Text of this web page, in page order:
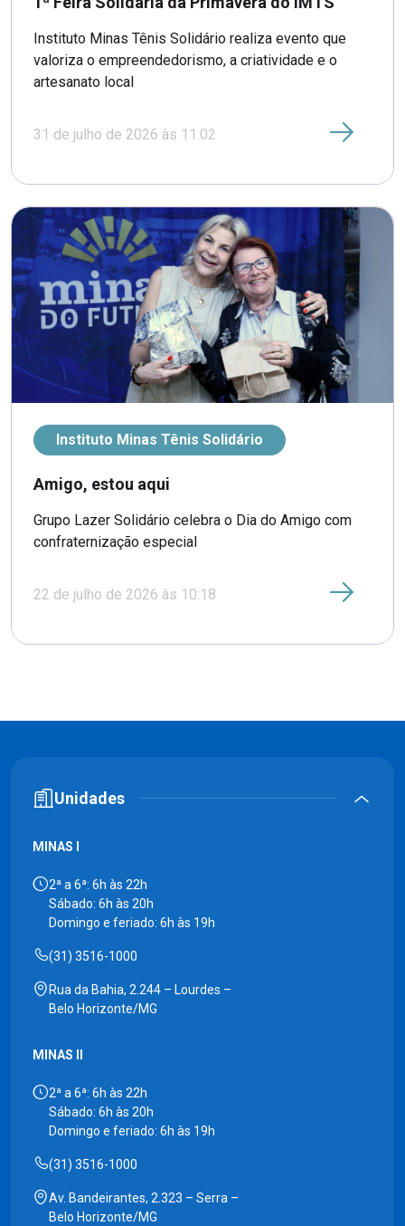
Instituto Minas Tênis Solidário realiza evento que
valoriza o empreendedorismo, a criatividade e o
artesanato local
31 de julho de 2026 às 11:02
Instituto Minas Tênis Solidário
Amigo, estou aqui
Grupo Lazer Solidário celebra o Dia do Amigo com
confraternização especial
22 de julho de 2026 às 10:18
Unidades
MINAS I
2ª a 6ª: 6h às 22h
Sábado: 6h às 20h
Domingo e feriado: 6h às 19h
(31) 3516-1000
Rua da Bahia, 2.244 – Lourdes –
Belo Horizonte/MG
MINAS II
2ª a 6ª: 6h às 22h
Sábado: 6h às 20h
Domingo e feriado: 6h às 19h
(31) 3516-1000
Av. Bandeirantes, 2.323 – Serra –
Belo Horizonte/MG